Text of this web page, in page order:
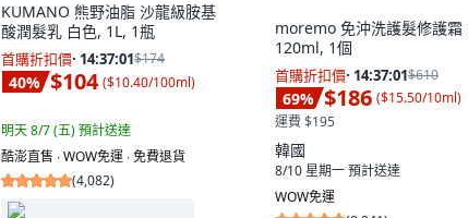
KUMANO 熊野油脂 沙龍級胺基
酸潤髮乳 白色, 1L, 1瓶
首購折扣價· 14:37:00$174
40% $104 ($10.40/100ml)
明天 8/7 (五)預計送達
酷澎直售 ∙ WOW免運 ∙ 免費退貨
(4,082)
moremo 免沖洗護髮修護霜
120ml, 1個
首購折扣價· 14:37:00$610
69% $186 ($15.50/10ml)
運費 $195
韓國
8/10 星期一預計送達
WOW免運